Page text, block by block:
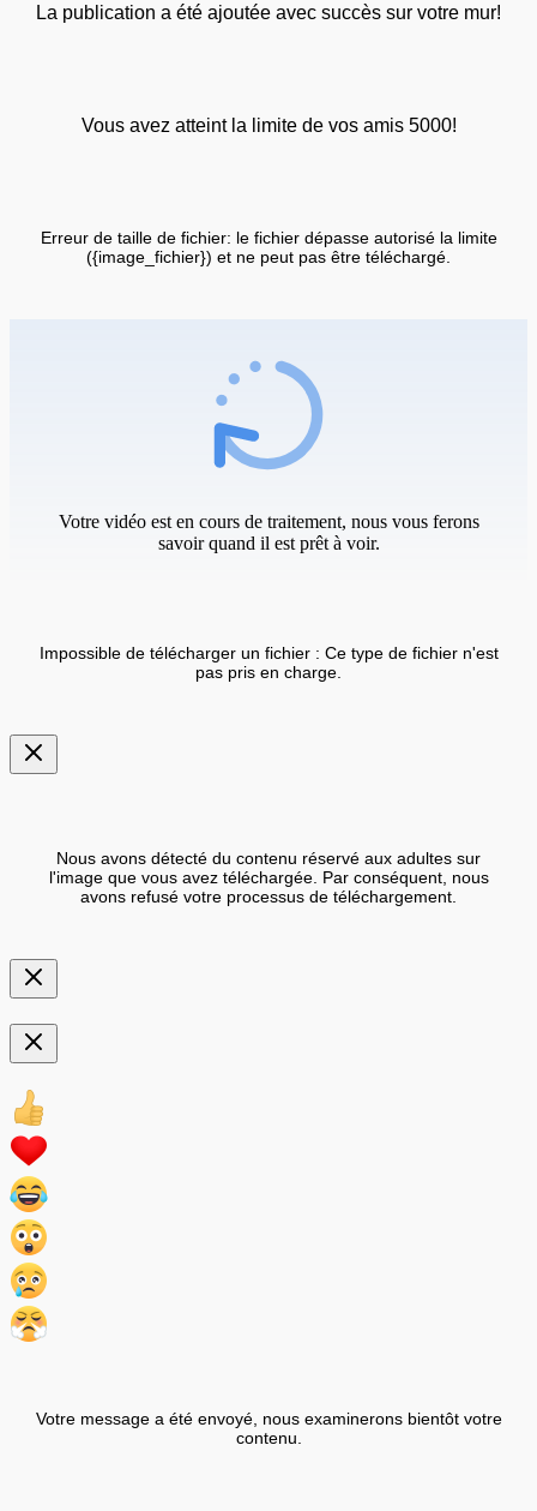
La publication a été ajoutée avec succès sur votre mur!
Vous avez atteint la limite de vos amis 5000!
Erreur de taille de fichier: le fichier dépasse autorisé la limite
({image_fichier}) et ne peut pas être téléchargé.
Votre vidéo est en cours de traitement, nous vous ferons
savoir quand il est prêt à voir.
Impossible de télécharger un fichier : Ce type de fichier n'est
pas pris en charge.
Nous avons détecté du contenu réservé aux adultes sur
l'image que vous avez téléchargée. Par conséquent, nous
avons refusé votre processus de téléchargement.
Votre message a été envoyé, nous examinerons bientôt votre
contenu.